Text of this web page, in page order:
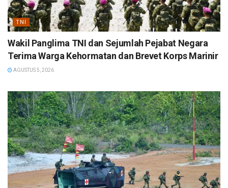
TNI
Wakil Panglima TNI dan Sejumlah Pejabat Negara
Terima Warga Kehormatan dan Brevet Korps Marinir
AGUSTUS 5, 2026